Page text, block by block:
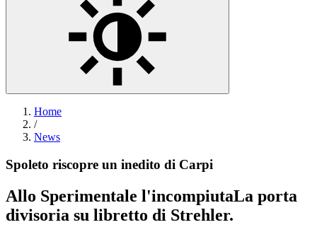
Home
/
News
Spoleto riscopre un inedito di Carpi
Allo Sperimentale l'incompiutaLa porta
divisoria su libretto di Strehler.